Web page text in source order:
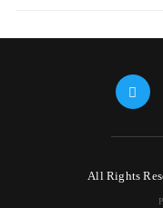
All Rights